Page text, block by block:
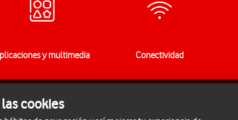
y multimedia Conectividad
cookies